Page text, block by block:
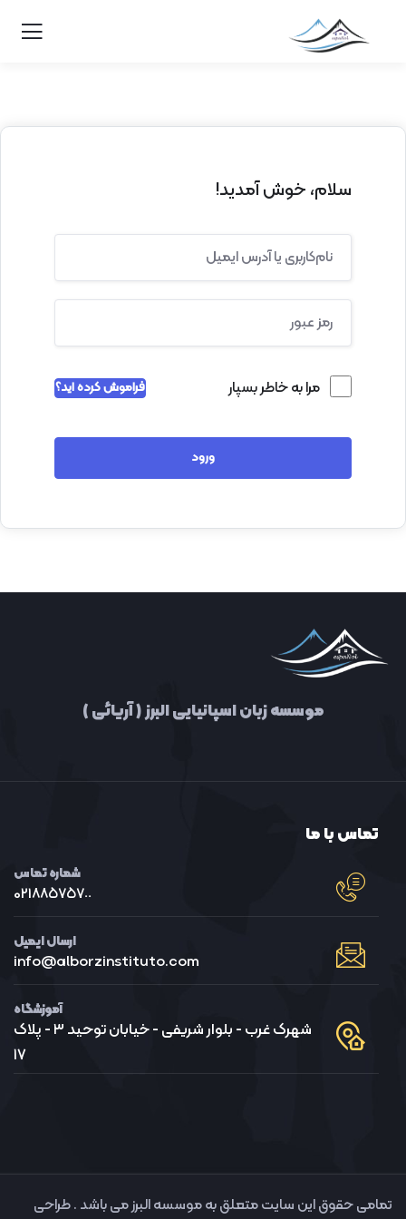
سلام، خوش آمدید!
مرا به خاطر بسپار فراموش کرده اید؟
ورود
موسسه زبان اسپانیایی البرز ( آریائی )
تماس با ما
شماره تماس
021٨٨٥٧٥٧٠٠
ارسال ایمیل
info@alborzinstituto.com
آموزشگاه
شهرک غرب - بلوار شریفی - خیابان توحید ٣ - پلاک
١٧
تمامی حقوق این سایت متعلق به موسسه البرز می باشد . طراحی